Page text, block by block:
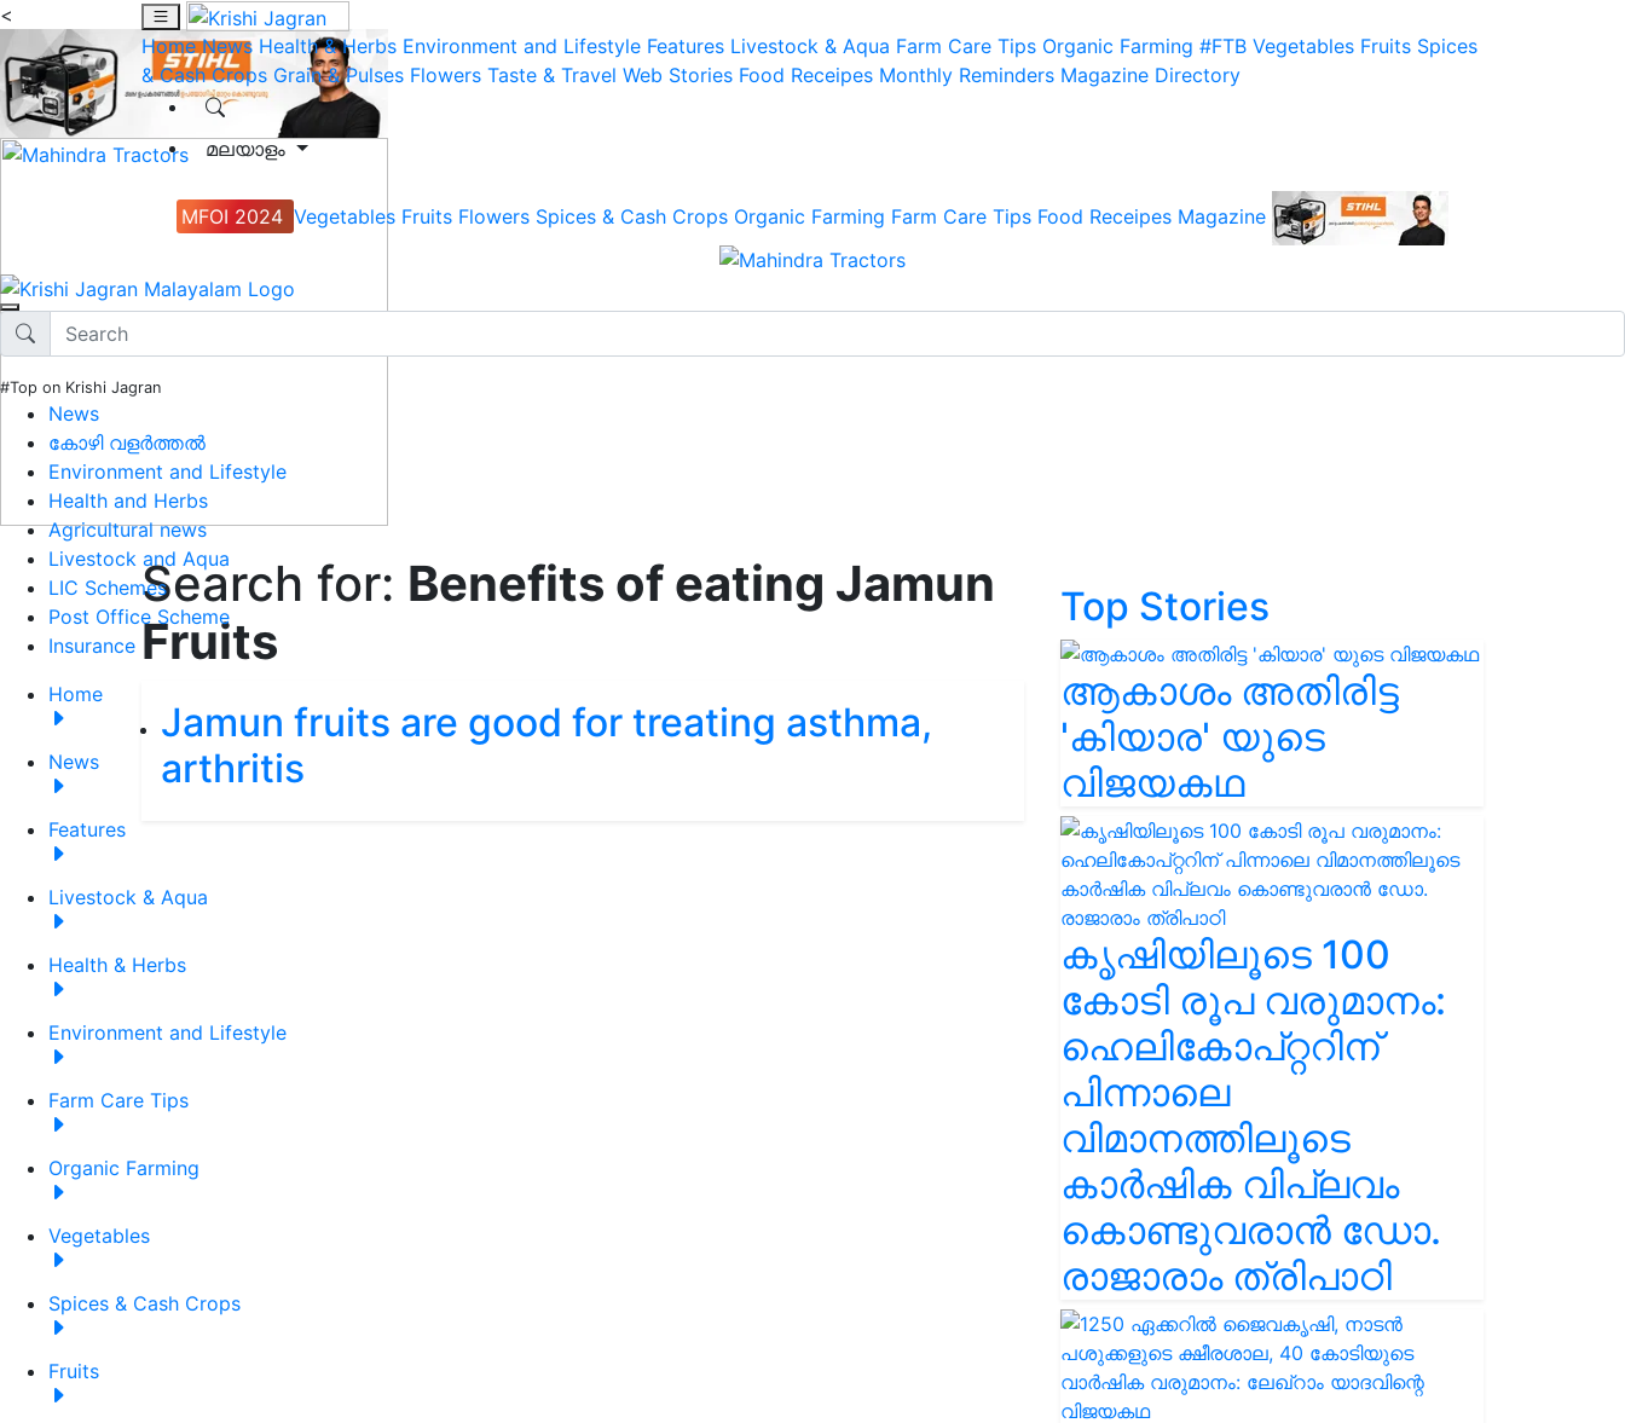
<
Home News Health & Herbs Environment and Lifestyle Features Livestock & Aqua Farm Care Tips Organic Farming #FTB Vegetables Fruits Spices
& Cash Crops Grain & Pulses Flowers Taste & Travel Web Stories Food Receipes Monthly Reminders Magazine Directory
മലയാളം
MFOI 2024 Vegetables Fruits Flowers Spices & Cash Crops Organic Farming Farm Care Tips Food Receipes Magazine
#Top on Krishi Jagran
News
കോഴി വളർത്തൽ
Environment and Lifestyle
Health and Herbs
Agricultural news
Livestock and Aqua
LIC Schemes
Post Office Scheme
Insurance
Home
News
Features
Livestock & Aqua
Health & Herbs
Environment and Lifestyle
Farm Care Tips
Organic Farming
Vegetables
Spices & Cash Crops
Fruits
Search for: Benefits of eating Jamun
Fruits
Jamun fruits are good for treating asthma,
arthritis
Top Stories
ആകാശം അതിരിട്ട
'കിയാര' യുടെ
വിജയകഥ
കൃഷിയിലൂടെ 100
കോടി രൂപ വരുമാനം:
ഹെലികോപ്റ്ററിന്
പിന്നാലെ
വിമാനത്തിലൂടെ
കാർഷിക വിപ്ലവം
കൊണ്ടുവരാൻ ഡോ.
രാജാരാം ത്രിപാഠി